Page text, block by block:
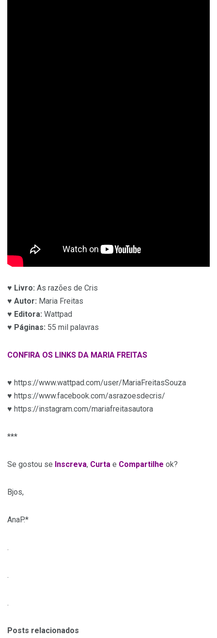
♥ Livro: As razões de Cris
♥ Autor: Maria Freitas
♥ Editora: Wattpad
♥ Páginas: 55 mil palavras
CONFIRA OS LINKS DA MARIA FREITAS
♥ https://www.wattpad.com/user/MariaFreitasSouza
♥ https://www.facebook.com/asrazoesdecris/
♥ https://instagram.com/mariafreitasautora
***
Se gostou se Inscreva, Curta e Compartilhe ok?
Bjos,
AnaP.*
.
.
.
Posts relacionados